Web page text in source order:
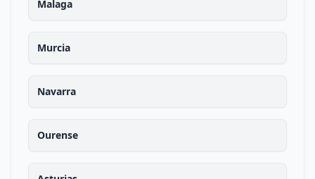
Malaga
Murcia
Navarra
Ourense